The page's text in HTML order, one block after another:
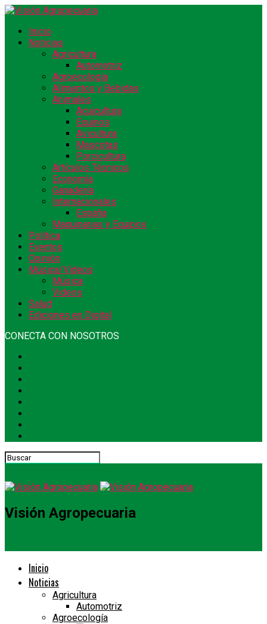
Inicio
Noticias
Agricultura
Automotriz
Agroecología
Alimentos y Bebidas
Animales
Acuicultura
Equinos
Avicultura
Mascotas
Porcicultura
Artículos Técnicos
Economía
Ganadería
Internacionales
España
Maquinarias y Equipos
Política
Eventos
Opinión
Música/Videos
Música
Videos
Salud
Ediciones en Digital
CONECTA CON NOSOTROS
Visión Agropecuaria
Inicio
Noticias
Agricultura
Automotriz
Agroecología